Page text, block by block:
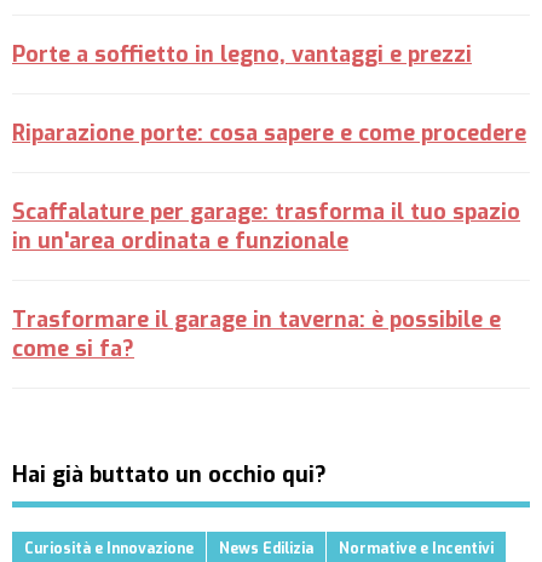
Porte a soffietto in legno, vantaggi e prezzi
Riparazione porte: cosa sapere e come procedere
Scaffalature per garage: trasforma il tuo spazio
in un'area ordinata e funzionale
Trasformare il garage in taverna: è possibile e
come si fa?
Hai già buttato un occhio qui?
Curiosità e Innovazione News Edilizia Normative e Incentivi